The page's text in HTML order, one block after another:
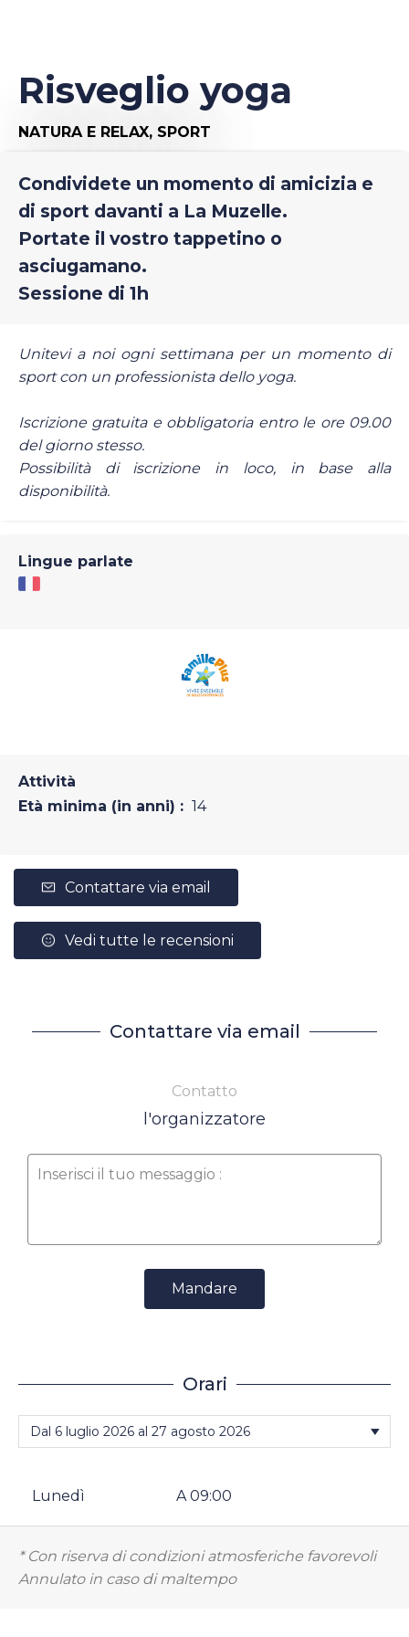
Risveglio yoga
NATURA E RELAX, SPORT
Condividete un momento di amicizia e
di sport davanti a La Muzelle.
Portate il vostro tappetino o
asciugamano.
Sessione di 1h
Unitevi a noi ogni settimana per un momento di
sport con un professionista dello yoga.
Iscrizione gratuita e obbligatoria entro le ore 09.00
del giorno stesso.
Possibilità di iscrizione in loco, in base alla
disponibilità.
Lingue parlate
Attività
Età minima (in anni) : 14
Contattare via email
Vedi tutte le recensioni
Contattare via email
Contatto
l'organizzatore
Mandare
Orari
Lunedì A 09:00
* Con riserva di condizioni atmosferiche favorevoli
Annulato in caso di maltempo